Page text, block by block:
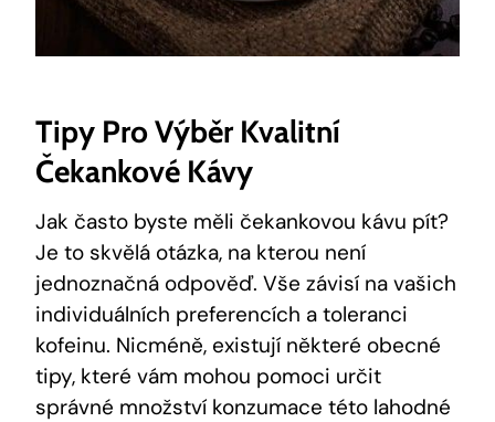
Tipy Pro Výběr Kvalitní
Čekankové Kávy
Jak často byste měli čekankovou kávu pít?
Je to skvělá otázka, na kterou není
jednoznačná odpověď. Vše závisí na vašich
individuálních preferencích a toleranci
kofeinu. Nicméně, existují některé obecné
tipy, které vám mohou pomoci určit
správné množství konzumace této lahodné